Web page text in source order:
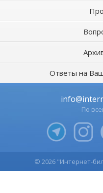
Ответы на
По
© 2026 "Интернет-